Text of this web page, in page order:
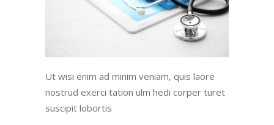
Ut wisi enim ad minim veniam, quis laore
nostrud exerci tation ulm hedi corper turet
suscipit lobortis